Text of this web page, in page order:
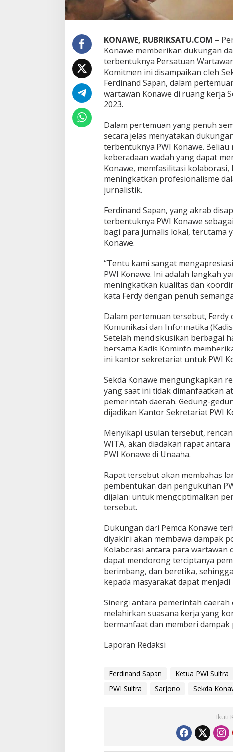
KONAWE, RUBRIKSATU.COM –
Konawe memberikan dukungan
terbentuknya Persatuan
Komitmen ini disampaikan oleh
Ferdinand Sapan, dalam
wartawan Konawe di ruang kerja
2023.
Dalam pertemuan yang penuh
secara jelas menyatakan
terbentuknya PWI Konawe.
keberadaan wadah yang dapat
Konawe, memfasilitasi
meningkatkan profesionalisme
jurnalistik.
Ferdinand Sapan, yang akrab
terbentuknya PWI Konawe
bagi para jurnalis lokal, terutama
Konawe.
“Tentu kami sangat
PWI Konawe. Ini adalah langkah
meningkatkan kualitas dan
kata Ferdy dengan penuh
Dalam pertemuan tersebut, Ferdy
Komunikasi dan Informatika
Setelah mendiskusikan berbagai
bersama Kadis Kominfo
ini kantor sekretariat untuk PWI
Sekda Konawe mengungkapkan
yang saat ini tidak dimanfaatkan
pemerintah daerah. Gedung-
dijadikan Kantor Sekretariat PWI
Menyikapi usulan tersebut,
WITA, akan diadakan rapat
PWI Konawe di Unaaha.
Rapat tersebut akan membahas
pembentukan dan pengukuhan
dijalani untuk mengoptimalkan
tersebut.
Dukungan dari Pemda Konawe
diyakini akan membawa dampak
Kolaborasi antara para wartawan
dapat mendorong terciptanya
berimbang, dan beretika,
kepada masyarakat dapat
Sinergi antara pemerintah
melahirkan suasana kerja yang
bermanfaat dan memberi
Laporan Redaksi
Ferdinand Sapan Ketua PWI Sultra
PWI Sultra
Sarjono Sekda
Ikuti